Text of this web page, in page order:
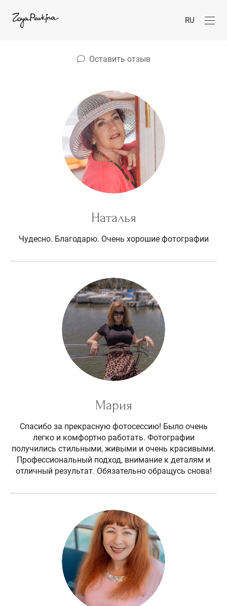
RU
Оставить отзыв
Наталья
Чудесно. Благодарю. Очень хорошие фотографии
Мария
Спасибо за прекрасную фотосессию! Было очень
легко и комфортно работать. Фотографии
получились стильными, живыми и очень красивыми.
Профессиональный подход, внимание к деталям и
отличный результат. Обязательно обращусь снова!